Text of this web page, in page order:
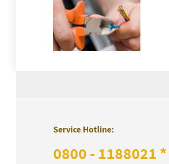
Service Hotline:
0800 - 1188021 *